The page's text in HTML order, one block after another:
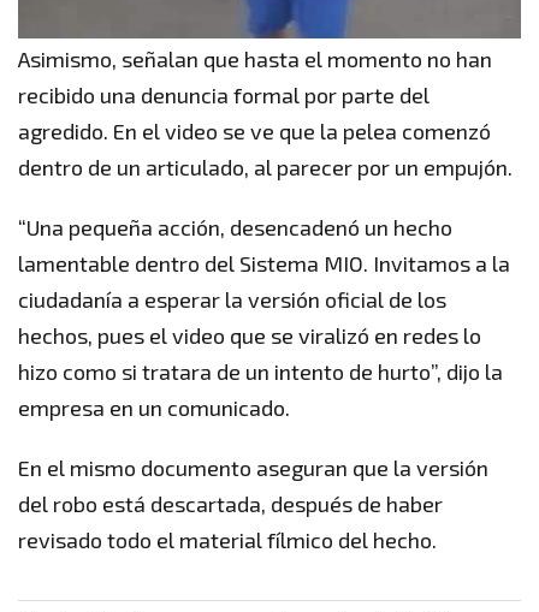
Asimismo, señalan que hasta el momento no han
recibido una denuncia formal por parte del
agredido. En el video se ve que la pelea comenzó
dentro de un articulado, al parecer por un empujón.
“Una pequeña acción, desencadenó un hecho
lamentable dentro del Sistema MIO. Invitamos a la
ciudadanía a esperar la versión oficial de los
hechos, pues el video que se viralizó en redes lo
hizo como si tratara de un intento de hurto”, dijo la
empresa en un comunicado.
En el mismo documento aseguran que la versión
del robo está descartada, después de haber
revisado todo el material fílmico del hecho.